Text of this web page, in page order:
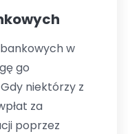
w
go
niektórzy z
za
poprzez